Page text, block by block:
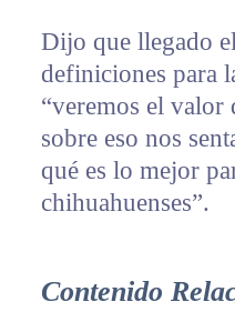
Dijo que llegado
definiciones para
“veremos el valor
sobre eso nos
qué es lo mejor
chihuahuenses”.
Contenido